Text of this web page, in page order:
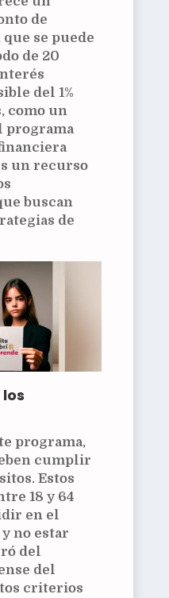
de
se puede
de 20
del 1%
como un
programa
un recurso
buscan
de
programa,
cumplir
Estos
18 y 64
en el
no estar
del
del
criterios